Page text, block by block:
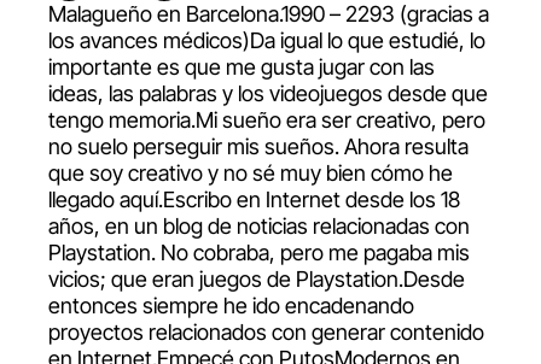
Malagueño en Barcelona.1990 – 2293 (gracias a
los avances médicos)Da igual lo que estudié, lo
importante es que me gusta jugar con las
ideas, las palabras y los videojuegos desde que
tengo memoria.Mi sueño era ser creativo, pero
no suelo perseguir mis sueños. Ahora resulta
que soy creativo y no sé muy bien cómo he
llegado aquí.Escribo en Internet desde los 18
años, en un blog de noticias relacionadas con
Playstation. No cobraba, pero me pagaba mis
vicios; que eran juegos de Playstation.Desde
entonces siempre he ido encadenando
proyectos relacionados con generar contenido
en Internet.Empecé con PutosModernos en